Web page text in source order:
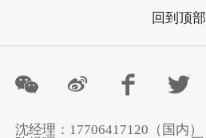
回到顶部
沈经理：17706417120（国内）